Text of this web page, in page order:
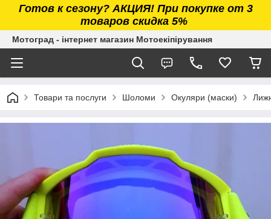
Готов к сезону? АКЦИЯ! При покупке от 3
товаров скидка 5%
Мотоград - інтернет магазин Мотоекіпірування
Товари та послуги Шоломи Окуляри (маски)